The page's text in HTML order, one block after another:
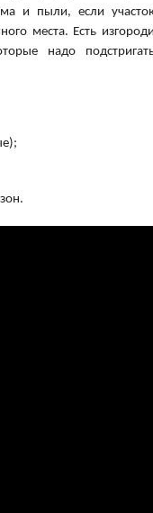
и пыли, если
места. Есть
надо